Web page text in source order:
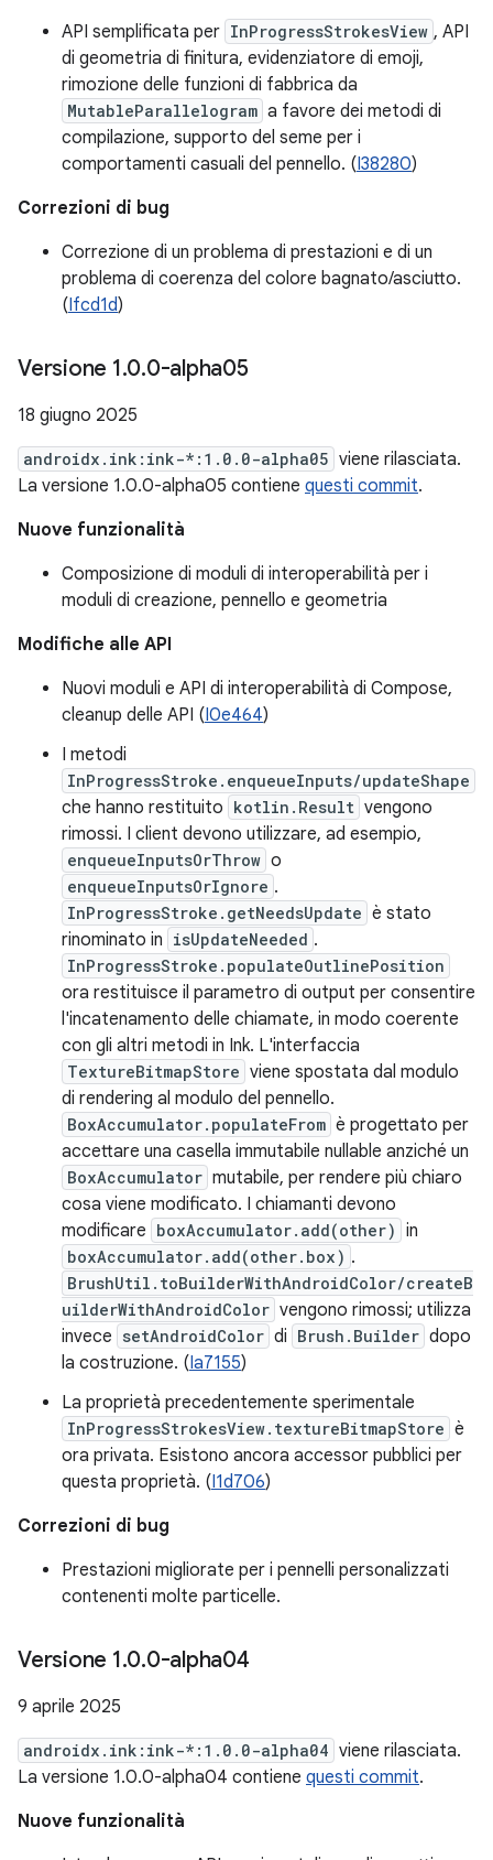
API semplificata per InProgressStrokesView , API
di geometria di finitura, evidenziatore di emoji,
rimozione delle funzioni di fabbrica da
MutableParallelogram a favore dei metodi di
compilazione, supporto del seme per i
comportamenti casuali del pennello. (I38280)
Correzioni di bug
Correzione di un problema di prestazioni e di un
problema di coerenza del colore bagnato/asciutto.
(Ifcd1d)
Versione 1.0.0-alpha05
18 giugno 2025
androidx.ink:ink-*:1.0.0-alpha05 viene rilasciata.
La versione 1.0.0-alpha05 contiene questi commit.
Nuove funzionalità
Composizione di moduli di interoperabilità per i
moduli di creazione, pennello e geometria
Modifiche alle API
Nuovi moduli e API di interoperabilità di Compose,
cleanup delle API (I0e464)
I metodi
InProgressStroke.enqueueInputs/updateShape
che hanno restituito kotlin.Result vengono
rimossi. I client devono utilizzare, ad esempio,
enqueueInputsOrThrow o
enqueueInputsOrIgnore .
InProgressStroke.getNeedsUpdate è stato
rinominato in isUpdateNeeded .
InProgressStroke.populateOutlinePosition
ora restituisce il parametro di output per consentire
l'incatenamento delle chiamate, in modo coerente
con gli altri metodi in Ink. L'interfaccia
TextureBitmapStore viene spostata dal modulo
di rendering al modulo del pennello.
BoxAccumulator.populateFrom è progettato per
accettare una casella immutabile nullable anziché un
BoxAccumulator mutabile, per rendere più chiaro
cosa viene modificato. I chiamanti devono
modificare boxAccumulator.add(other) in
boxAccumulator.add(other.box) .
BrushUtil.toBuilderWithAndroidColor/createB
uilderWithAndroidColor vengono rimossi; utilizza
invece setAndroidColor di Brush.Builder dopo
la costruzione. (Ia7155)
La proprietà precedentemente sperimentale
InProgressStrokesView.textureBitmapStore è
ora privata. Esistono ancora accessor pubblici per
questa proprietà. (I1d706)
Correzioni di bug
Prestazioni migliorate per i pennelli personalizzati
contenenti molte particelle.
Versione 1.0.0-alpha04
9 aprile 2025
androidx.ink:ink-*:1.0.0-alpha04 viene rilasciata.
La versione 1.0.0-alpha04 contiene questi commit.
Nuove funzionalità